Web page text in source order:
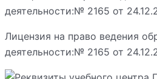
Лицензия на право ведения
деятельности:№ 2165 от